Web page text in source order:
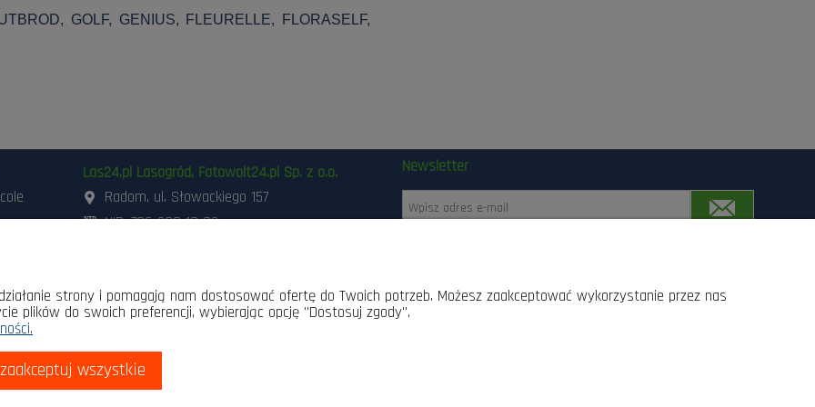
GOLF, GENIUS, FLEURELLE, FLORASELF,
Las24.pl Lasogród, Fotowolt24.pl Sp. z o.o.
Radom, ul. Słowackiego 157
NIP: 796-298-18-03
sklep@lasogrod.pl
Newsletter
z siedziba w Radomiu przy ul. Słowackiego 157 srodkami
komunikacji elektronicznej, z których przesyłania w
strony i pomagają nam dostosować ofertę do Twoich potrzeb. Możesz zaakceptować wykorzystanie przez nas
plików do swoich preferencji, wybierając opcję "Dostosuj zgody".
zaakceptuj wszystkie